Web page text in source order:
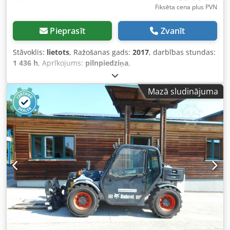
Šķidrumu tilpums Degvielas tvertnes tilpums: 34,6 l
Fiksēta cena plus PVN
Pieprasīt Zvanīt
Stāvoklis: lietots, Ražošanas gads: 2017, darbības stundas:
1 436 h, Aprīkojums: pilnpiedziņa,
Mazā sludinājuma